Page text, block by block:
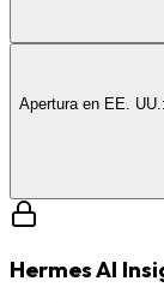
Apertura en EE.
Hermes AI